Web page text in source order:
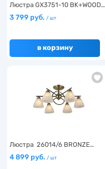
Люстра GX3751-10 BK+WOOD…
3 799 руб. / шт
в корзину
Люстра 26014/6 BRONZE…
4 899 руб. / шт